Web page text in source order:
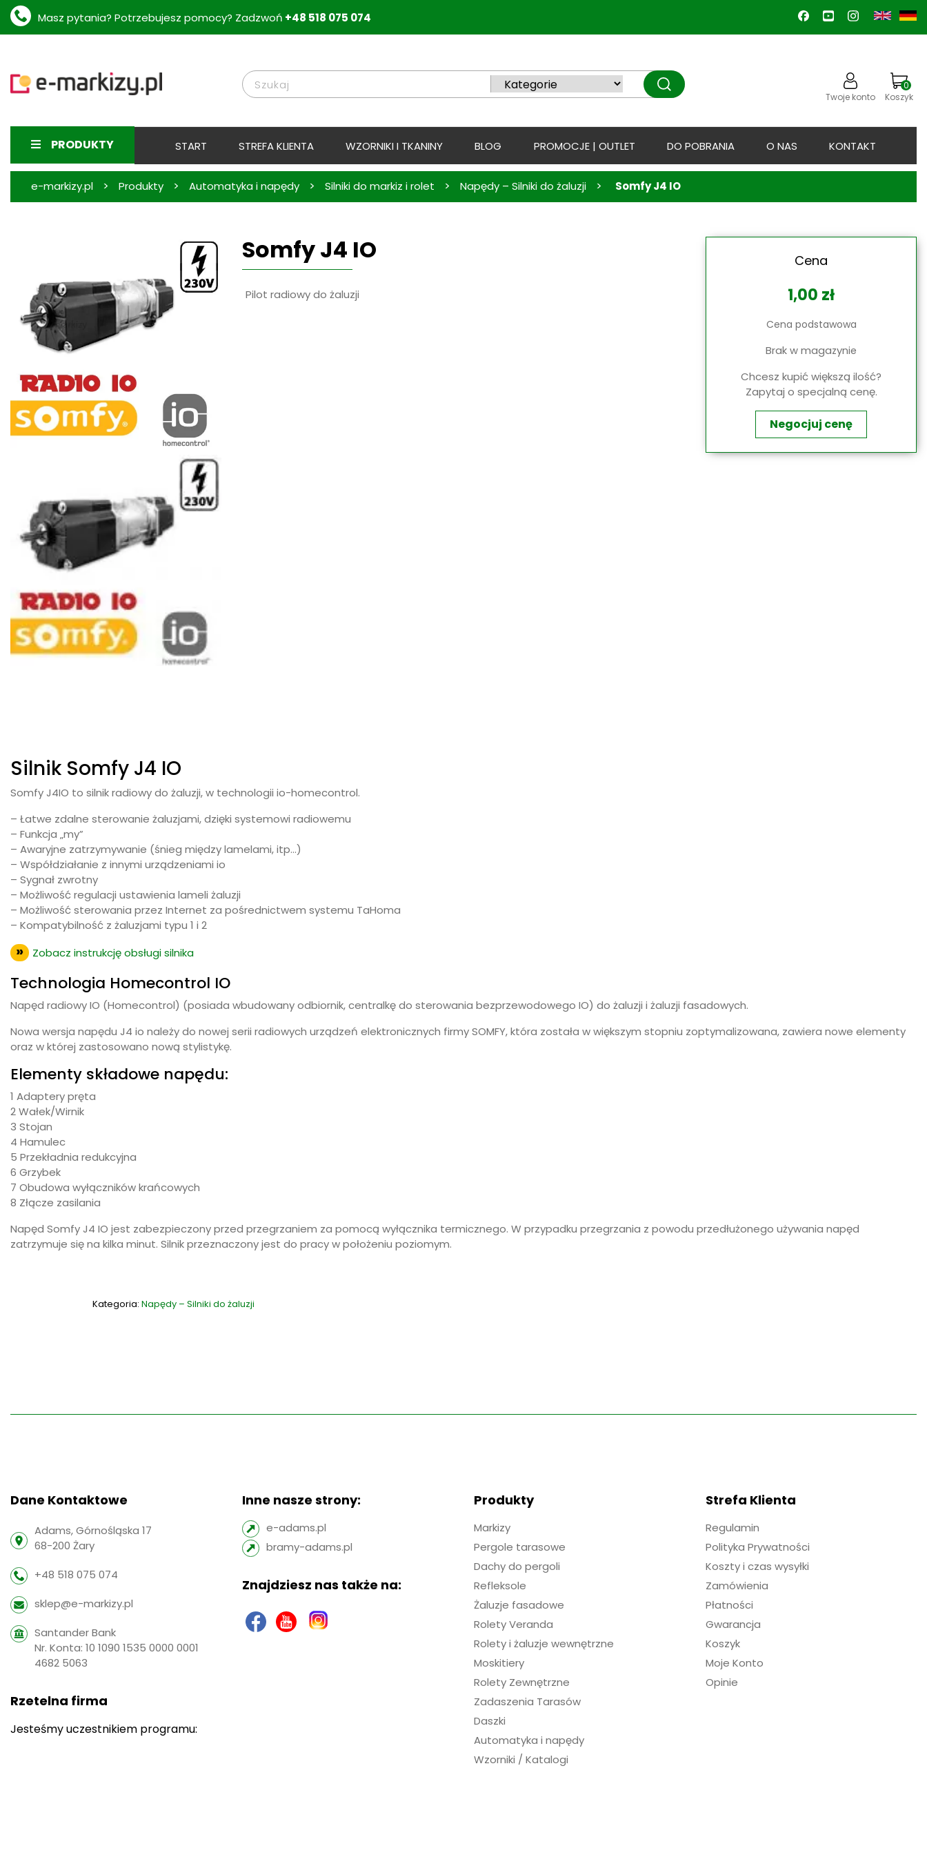
Masz pytania? Potrzebujesz pomocy? Zadzwoń +48 518 075 074
Twoje konto
0
Koszyk
PRODUKTY START STREFA KLIENTA WZORNIKI I TKANINY BLOG PROMOCJE | OUTLET DO POBRANIA O NAS KONTAKT
e-markizy.pl > Produkty > Automatyka i napędy > Silniki do markiz i rolet > Napędy – Silniki do żaluzji > Somfy J4 IO
Somfy J4 IO
Pilot radiowy do żaluzji
Cena
1,00 zł
Cena podstawowa
Brak w magazynie
Chcesz kupić większą ilość?
Zapytaj o specjalną cenę.
Negocjuj cenę
Silnik Somfy J4 IO
Somfy J4IO to silnik radiowy do żaluzji, w technologii io-homecontrol.
– Łatwe zdalne sterowanie żaluzjami, dzięki systemowi radiowemu
– Funkcja „my”
– Awaryjne zatrzymywanie (śnieg między lamelami, itp…)
– Współdziałanie z innymi urządzeniami io
– Sygnał zwrotny
– Możliwość regulacji ustawienia lameli żaluzji
– Możliwość sterowania przez Internet za pośrednictwem systemu TaHoma
– Kompatybilność z żaluzjami typu 1 i 2
Zobacz instrukcję obsługi silnika
Technologia Homecontrol IO
Napęd radiowy IO (Homecontrol) (posiada wbudowany odbiornik, centralkę do sterowania bezprzewodowego IO) do żaluzji i żaluzji fasadowych.
Nowa wersja napędu J4 io należy do nowej serii radiowych urządzeń elektronicznych firmy SOMFY, która została w większym stopniu zoptymalizowana, zawiera nowe elementy
oraz w której zastosowano nową stylistykę.
Elementy składowe napędu:
1 Adaptery pręta
2 Wałek/Wirnik
3 Stojan
4 Hamulec
5 Przekładnia redukcyjna
6 Grzybek
7 Obudowa wyłączników krańcowych
8 Złącze zasilania
Napęd Somfy J4 IO jest zabezpieczony przed przegrzaniem za pomocą wyłącznika termicznego. W przypadku przegrzania z powodu przedłużonego używania napęd
zatrzymuje się na kilka minut. Silnik przeznaczony jest do pracy w położeniu poziomym.
Kategoria:Napędy – Silniki do żaluzji
Dane Kontaktowe
Adams, Górnośląska 17
68-200 Żary
+48 518 075 074
sklep@e-markizy.pl
Santander Bank
Nr. Konta: 10 1090 1535 0000 0001
4682 5063
Rzetelna firma
Jesteśmy uczestnikiem programu:
Inne nasze strony:
e-adams.pl
bramy-adams.pl
Znajdziesz nas także na:
Produkty
Markizy
Pergole tarasowe
Dachy do pergoli
Refleksole
Żaluzje fasadowe
Rolety Veranda
Rolety i żaluzje wewnętrzne
Moskitiery
Rolety Zewnętrzne
Zadaszenia Tarasów
Daszki
Automatyka i napędy
Wzorniki / Katalogi
Strefa Klienta
Regulamin
Polityka Prywatności
Koszty i czas wysyłki
Zamówienia
Płatności
Gwarancja
Koszyk
Moje Konto
Opinie